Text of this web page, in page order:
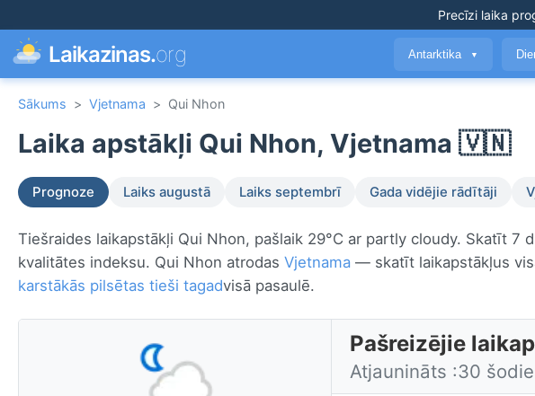
Precīzi laika
Laikazinas.org Antarktika ▼
Sākums > Vjetnama > Qui Nhon
Laika apstākļi Qui Nhon, Vjetnama 🇻🇳
Prognoze Laiks augustā Laiks septembrī Gada vidējie rādītāji
Tiešraides laikapstākļi Qui Nhon, pašlaik 29°C ar partly cloudy. Skatīt 7
kvalitātes indeksu. Qui Nhon atrodas Vjetnama — skatīt laikapstākļus
karstākās pilsētas tieši tagadvisā pasaulē.
Pašreizējie
Atjaunināts :30